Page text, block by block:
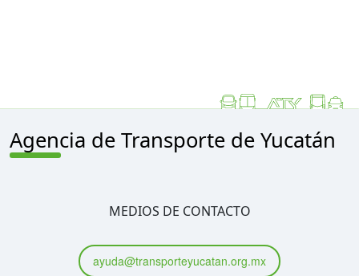
Agencia de Transporte de Yucatán
MEDIOS DE CONTACTO
ayuda@transporteyucatan.org.mx